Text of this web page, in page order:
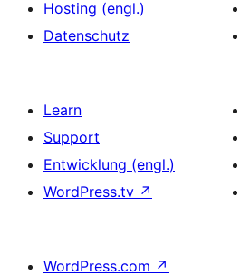
Hosting (engl.)
Datenschutz
Learn
Support
Entwicklung (engl.)
WordPress.tv ↗
WordPress.com ↗